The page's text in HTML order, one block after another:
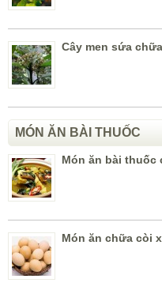
Cây men sứa
MÓN ĂN BÀI THUỐC
Món ăn bài thuốc
Món ăn chữa còi